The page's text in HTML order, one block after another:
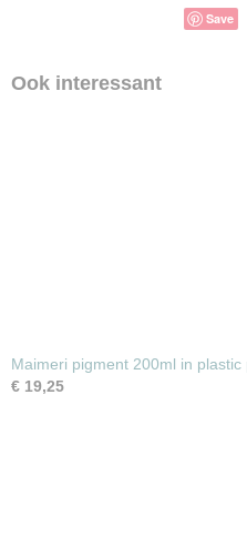
Save
Ook interessant
Maimeri pigment 200ml in plastic
€ 19,25